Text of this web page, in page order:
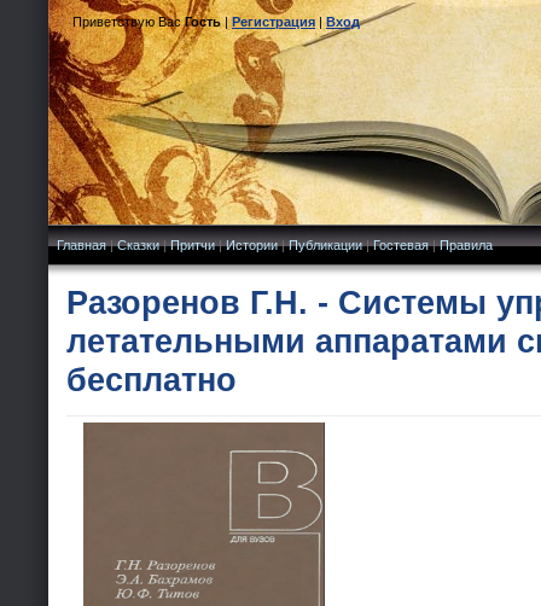
Приветствую Вас Гость|Регистрация|Вход
Главная|Сказки|Притчи|Истории|Публикации|Гостевая|Правила
Разоренов Г.Н. - Системы
летательными аппаратами
бесплатно